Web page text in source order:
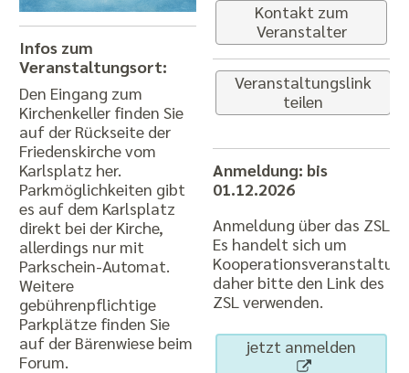
Infos zum
Veranstaltungsort:
Den Eingang zum
Kirchenkeller finden Sie
auf der Rückseite der
Friedenskirche vom
Karlsplatz her.
Parkmöglichkeiten gibt
es auf dem Karlsplatz
direkt bei der Kirche,
allerdings nur mit
Parkschein-Automat.
Weitere
gebührenpflichtige
Parkplätze finden Sie
auf der Bärenwiese beim
Forum.
Kontakt zum
Veranstalter
Veranstaltungslink
teilen
Anmeldung: bis
01.12.2026
Anmeldung über das ZSL
Es handelt sich um
daher bitte den Link des
ZSL verwenden.
jetzt anmelden